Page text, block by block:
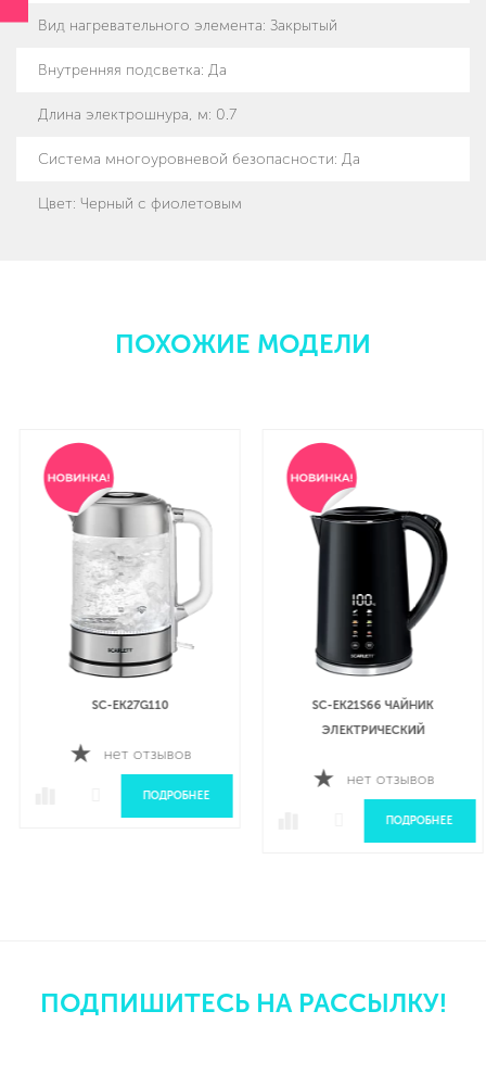
Вид нагревательного элемента: Закрытый
Внутренняя подсветка: Да
Длина электрошнура, м: 0.7
Система многоуровневой безопасности: Да
Цвет: Черный с фиолетовым
ПОХОЖИЕ МОДЕЛИ
SC-EK27G110
нет отзывов
ПОДРОБНЕЕ
SC-EK21S66 ЧАЙНИК
ЭЛЕКТРИЧЕСКИЙ
нет отзывов
ПОДРОБНЕЕ
ПОДПИШИТЕСЬ НА РАССЫЛКУ!